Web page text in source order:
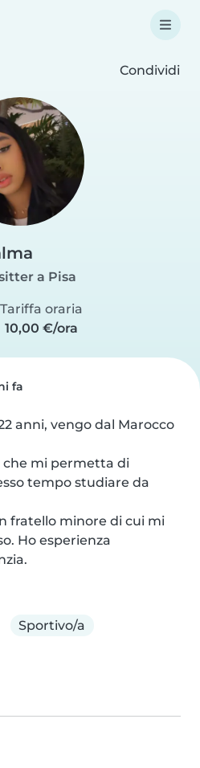
Condividi
a Pisa
Tariffa oraria
10,00 €/ora
fa
anni, vengo dal Marocco
che mi permetta di
tempo studiare da
fratello minore di cui mi
Ho esperienza
Sportivo/a